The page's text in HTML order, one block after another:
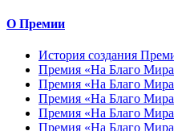
О Премии
История создания
Премия «На Благо
Премия «На Благо
Премия «На Благо
Премия «На Благо
Премия «На Благо